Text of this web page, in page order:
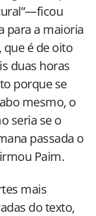
para a maioria
que é de oito
duas horas
porque se
mesmo, o
seria se o
passada o
Paim.
mais
do texto,